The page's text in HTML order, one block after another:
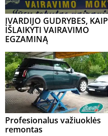
ĮVARDIJO GUDRYBES, KAIP
IŠLAIKYTI VAIRAVIMO
EGZAMINĄ
Profesionalus važiuoklės
remontas